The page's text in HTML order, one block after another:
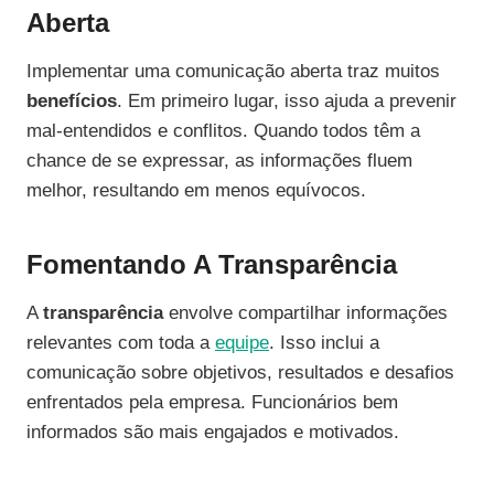
Aberta
Implementar uma comunicação aberta traz muitos
benefícios. Em primeiro lugar, isso ajuda a prevenir
mal-entendidos e conflitos. Quando todos têm a
chance de se expressar, as informações fluem
melhor, resultando em menos equívocos.
Fomentando A Transparência
Atransparênciaenvolve compartilhar informações
relevantes com toda a equipe. Isso inclui a
comunicação sobre objetivos, resultados e desafios
enfrentados pela empresa. Funcionários bem
informados são mais engajados e motivados.